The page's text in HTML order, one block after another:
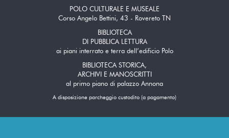
POLO CULTURALE E MUSEALE
Corso Angelo Bettini, 43 - Rovereto TN
BIBLIOTECA
DI PUBBLICA LETTURA
ai piani interrato e terra dell’edificio Polo
BIBLIOTECA STORICA,
ARCHIVI E MANOSCRITTI
al primo piano di palazzo Annona
A disposizione parcheggio custodito (a pagamento)